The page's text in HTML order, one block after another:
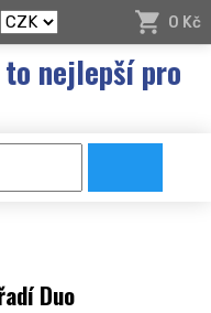
0 Kč
nejlepší pro
Duo